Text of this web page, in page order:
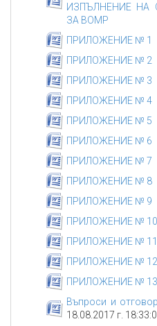
ИЗПЪЛНЕНИЕ НА
ЗА ВОМР
ПРИЛОЖЕНИЕ № 1
ПРИЛОЖЕНИЕ № 2
ПРИЛОЖЕНИЕ № 3
ПРИЛОЖЕНИЕ № 4
ПРИЛОЖЕНИЕ № 5
ПРИЛОЖЕНИЕ № 6
ПРИЛОЖЕНИЕ № 7
ПРИЛОЖЕНИЕ № 8
ПРИЛОЖЕНИЕ № 9
ПРИЛОЖЕНИЕ № 10
ПРИЛОЖЕНИЕ № 11
ПРИЛОЖЕНИЕ № 12
ПРИЛОЖЕНИЕ № 13
Въпроси и
18.08.2017 г.